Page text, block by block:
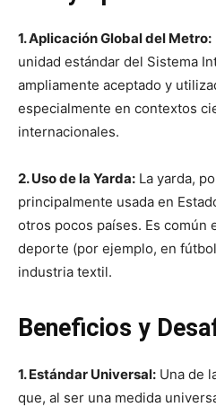
1. Aplicación Global del Metro:
unidad estándar del Sistema
ampliamente aceptado y
especialmente en contextos
internacionales.
2. Uso de la Yarda: La yarda,
principalmente usada en
otros pocos países. Es común
deporte (por ejemplo, en
industria textil.
Beneficios y
1. Estándar Universal: Una de
que, al ser una medida